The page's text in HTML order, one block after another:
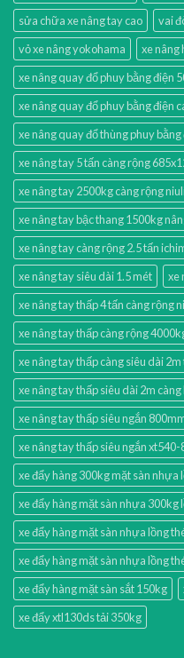
sửa chữa xe nâng tay cao
vai
vỏ xe nâng yokohama
xe nâng
xe nâng quay đổ phuy bằng điện
xe nâng quay đổ phuy bằng điện
xe nâng quay đổ thùng phuy
xe nâng tay 5 tấn càng rộng
xe nâng tay 2500kg càng rộng
xe nâng tay bậc thang 1500kg
xe nâng tay càng rộng 2.5 tấn
xe nâng tay siêu dài 1.5 mét
xe
xe nâng tay thấp 4 tấn càng rộng
xe nâng tay thấp càng rộng
xe nâng tay thấp càng siêu dài
xe nâng tay thấp siêu dài 2m càng
xe nâng tay thấp siêu ngắn
xe nâng tay thấp siêu ngắn
xe đẩy hàng 300kg mặt sàn nhựa
xe đẩy hàng mặt sàn nhựa 300kg
xe đẩy hàng mặt sàn nhựa lồng
xe đẩy hàng mặt sàn nhựa lồng
xe đẩy hàng mặt sàn sắt 150kg
xe đẩy xtl130ds tải 350kg